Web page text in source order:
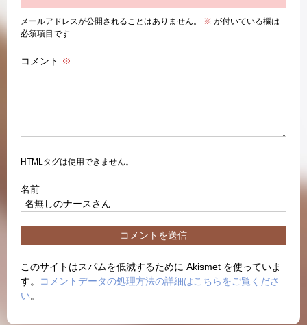
メールアドレスが公開されることはありません。 ※ が付いている欄は
必須項目です
コメント ※
HTMLタグは使用できません。
名前
このサイトはスパムを低減するために Akismet を使っていま
す。
コメントデータの処理方法の詳細はこちらをご覧くださ
い。